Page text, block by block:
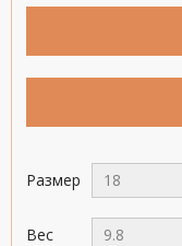
Размер 18
Вес 9.8